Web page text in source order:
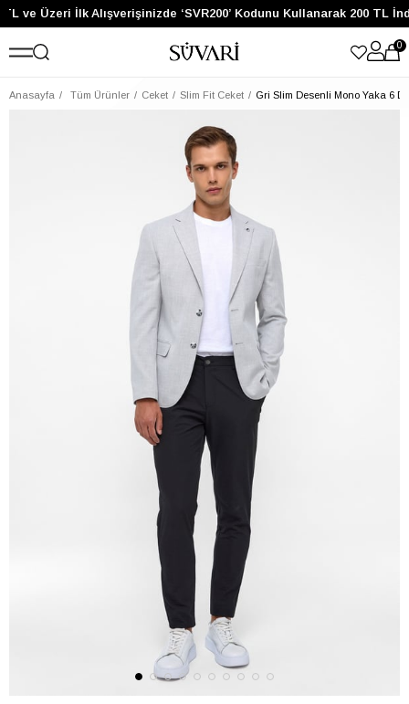
ve Üzeri İlk Alışverişinizde ‘SVR200’ Kodunu Kullanarak 200 TL
0
Anasayfa Tüm Ürünler Ceket Slim Fit Ceket Gri Slim Desenli Mono Yaka 6